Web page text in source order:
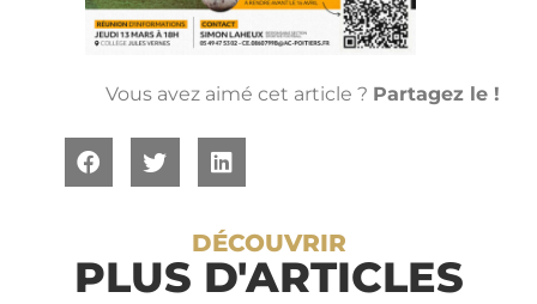
Vous avez aimé cet article ? Partagez le !
DÉCOUVRIR
PLUS D'ARTICLES